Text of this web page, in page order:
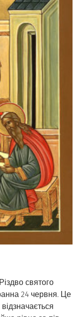
святого
24 червня. Це